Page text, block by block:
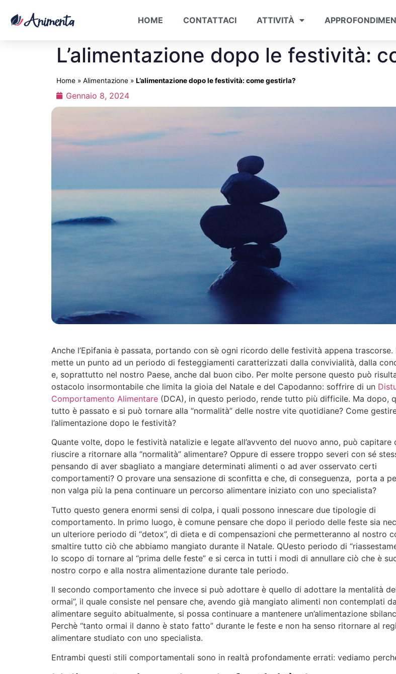
HOME CONTATTACI ATTIVITÀ
L’alimentazione dopo le festività:
Home » Alimentazione » L’alimentazione dopo le festività: come gestirla?
Gennaio 8, 2024
Anche l’Epifania è passata, portando con sè ogni ricordo delle festività appena trascorse.
mette un punto ad un periodo di festeggiamenti caratterizzati dalla convivialità, dalla
e, soprattutto nel nostro Paese, anche dal buon cibo. Per molte persone questo può
ostacolo insormontabile che limita la gioia del Natale e del Capodanno: soffrire di un
Comportamento Alimentare (DCA), in questo periodo, rende tutto più difficile. Ma dopo,
tutto è passato e si può tornare alla “normalità” delle nostre vite quotidiane? Come
l’alimentazione dopo le festività?
Quante volte, dopo le festività natalizie e legate all’avvento del nuovo anno, può capitare
riuscire a ritornare alla “normalità” alimentare? Oppure di essere troppo severi con sé
pensando di aver sbagliato a mangiare determinati alimenti o ad aver osservato certi
comportamenti? O provare una sensazione di sconfitta e che, di conseguenza, porta a
non valga più la pena continuare un percorso alimentare iniziato con uno specialista?
Tutto questo genera enormi sensi di colpa, i quali possono innescare due tipologie di
comportamento. In primo luogo, è comune pensare che dopo il periodo delle feste sia
un ulteriore periodo di “detox”, di dieta e di compensazioni che permetteranno al nostro
smaltire tutto ciò che abbiamo mangiato durante il Natale. QUesto periodo di
lo scopo di tornare al “prima delle feste” e si cerca in tutti i modi di annullare ciò che è
nostro corpo e alla nostra alimentazione durante tale periodo.
Il secondo comportamento che invece si può adottare è quello di adottare la mentalità
ormai”, il quale consiste nel pensare che, avendo già mangiato alimenti non contemplati
alimentare seguito abitualmente, si possa continuare a mantenere un’alimentazione
Perchè “tanto ormai il danno è stato fatto” durante le feste e non ha senso ritornare al
alimentare studiato con uno specialista.
Entrambi questi stili comportamentali sono in realtà profondamente errati: vediamo